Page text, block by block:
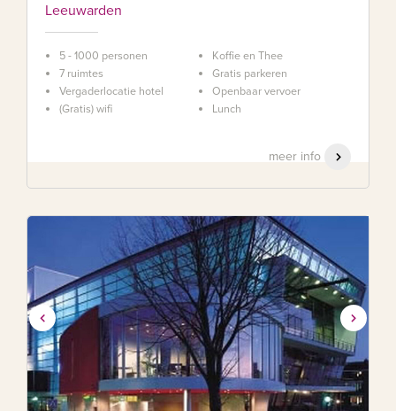
Leeuwarden
5 - 1000 personen
7 ruimtes
Vergaderlocatie hotel
(Gratis) wifi
Koffie en Thee
Gratis parkeren
Openbaar vervoer
Lunch
meer info